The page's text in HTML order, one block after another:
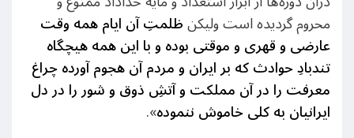
محروم گردیده است ولیکنظلمتِ آن ایام همه وقت
عارضی و قهری و موقتی بوده و با این همه هیچگاه
تندبادِ حوادث که بر ایران و مردم آن هجوم آورده چراغ
معرفت را در آن مملکت و آتشِ ذوق و شور را در دل
ایرانیان به کلی خاموش ننموده».